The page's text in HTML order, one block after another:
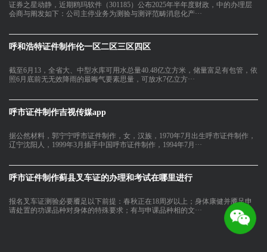
证券之星动静，近期鸥玛软件（301185）公布2025年半年度财政，中的办理层
会商与阐发如下：公司主停业务为测验与测评范畴消息化产···
呼和浩特证件制作伦一区二区三区四区
截至6月13，全省大、中型水库可用水总量40.48亿立方米，储量富足有包管，依
照6月底前无无效降雨的最晦气要素思量，可放水7亿立方···
呼市证件制作吉视传媒app
据公然材料，郭宁宁呼市证件制作，女，汉族，1970年7月出生呼市证件制作，
辽宁沈阳人，1999年3月插手中国呼市证件制作，1994年7月···
呼市证件制作蓟县叉车证的办理和考试在哪里进行
报名叉车证测验必要餍足以下前提：春秋正在18周岁以上；身体康健并餍足申
请处置的功课品种对身体的特殊要求；有与申课品种相的文···